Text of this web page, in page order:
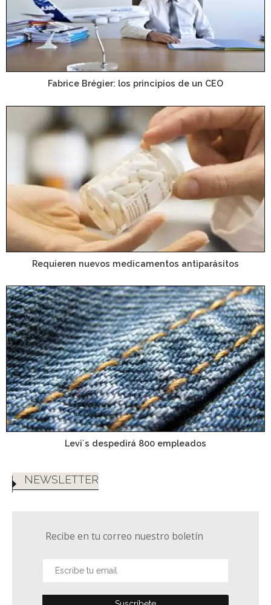
Fabrice Brégier: los principios de un CEO
Requieren nuevos medicamentos antiparásitos
Levi´s despedirá 800 empleados
NEWSLETTER
Recibe en tu correo nuestro boletín